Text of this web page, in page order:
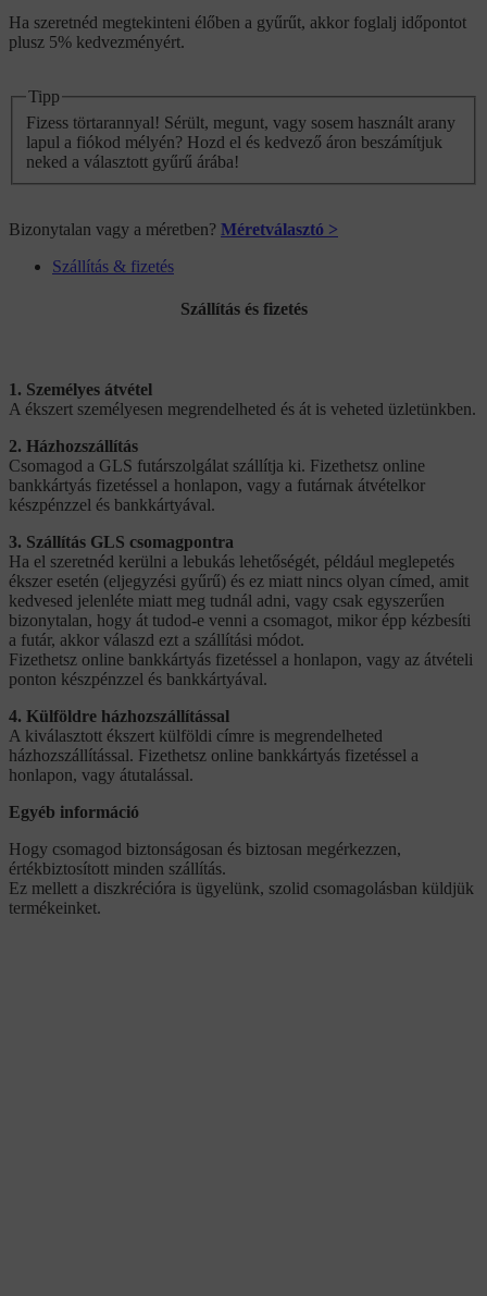
Ha szeretnéd megtekinteni élőben a gyűrűt, akkor foglalj időpontot
plusz 5% kedvezményért.
Tipp
Fizess törtarannyal! Sérült, megunt, vagy sosem használt arany
lapul a fiókod mélyén? Hozd el és kedvező áron beszámítjuk
neked a választott gyűrű árába!
Bizonytalan vagy a méretben? Méretválasztó >
Szállítás & fizetés
Szállítás és fizetés
1. Személyes átvétel
A ékszert személyesen megrendelheted és át is veheted üzletünkben.
2. Házhozszállítás
Csomagod a GLS futárszolgálat szállítja ki. Fizethetsz online
bankkártyás fizetéssel a honlapon, vagy a futárnak átvételkor
készpénzzel és bankkártyával.
3. Szállítás GLS csomagpontra
Ha el szeretnéd kerülni a lebukás lehetőségét, például meglepetés
ékszer esetén (eljegyzési gyűrű) és ez miatt nincs olyan címed, amit
kedvesed jelenléte miatt meg tudnál adni, vagy csak egyszerűen
bizonytalan, hogy át tudod-e venni a csomagot, mikor épp kézbesíti
a futár, akkor válaszd ezt a szállítási módot.
Fizethetsz online bankkártyás fizetéssel a honlapon, vagy az átvételi
ponton készpénzzel és bankkártyával.
4. Külföldre házhozszállítással
A kiválasztott ékszert külföldi címre is megrendelheted
házhozszállítással. Fizethetsz online bankkártyás fizetéssel a
honlapon, vagy átutalással.
Egyéb információ
Hogy csomagod biztonságosan és biztosan megérkezzen,
értékbiztosított minden szállítás.
Ez mellett a diszkrécióra is ügyelünk, szolid csomagolásban küldjük
termékeinket.